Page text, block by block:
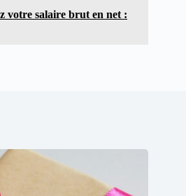
votre salaire brut en net :